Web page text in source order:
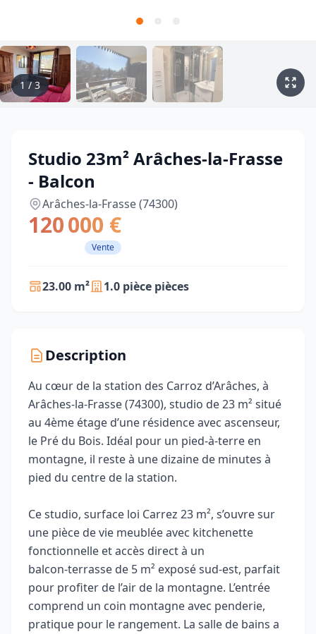
1 /3
Studio 23m² Arâches-la-Frasse
- Balcon
Arâches-la-Frasse (74300)
120 000 €
Vente
23.00 m² 1.0 pièce pièces
Description
Au cœur de la station des Carroz d’Arâches, à
Arâches‑la‑Frasse (74300), studio de 23 m² situé
au 4ème étage d’une résidence avec ascenseur,
le Pré du Bois. Idéal pour un pied‑à‑terre en
montagne, il reste à une dizaine de minutes à
pied du centre de la station.
Ce studio, surface loi Carrez 23 m², s’ouvre sur
une pièce de vie meublée avec kitchenette
fonctionnelle et accès direct à un
balcon‑terrasse de 5 m² exposé sud‑est, parfait
pour profiter de l’air de la montagne. L’entrée
comprend un coin montagne avec penderie,
pratique pour le rangement. La salle de bains a